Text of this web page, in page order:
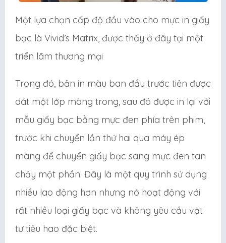
Một lựa chọn cấp độ đầu vào cho mực in giấy
bạc là Vivid’s Matrix, được thấy ở đây tại một
triển lãm thương mại
Trong đó, bản in màu ban đầu trước tiên được
dát một lớp màng trong, sau đó được in lại với
mẫu giấy bạc bằng mực đen phía trên phim,
trước khi chuyển lần thứ hai qua máy ép
màng để chuyển giấy bạc sang mực đen tan
chảy một phần. Đây là một quy trình sử dụng
nhiều lao động hơn nhưng nó hoạt động với
rất nhiều loại giấy bạc và không yêu cầu vật
tư tiêu hao đặc biệt.